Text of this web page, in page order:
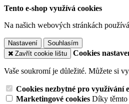
Tento e-shop využívá cookies
Na našich webových stránkách
Nastavení
Souhlasím
Zavřít cookie lištu
Cookies
Vaše soukromí je důležité. Můžete si
Cookies nezbytné pro využívání
Marketingové cookies Díky těmto